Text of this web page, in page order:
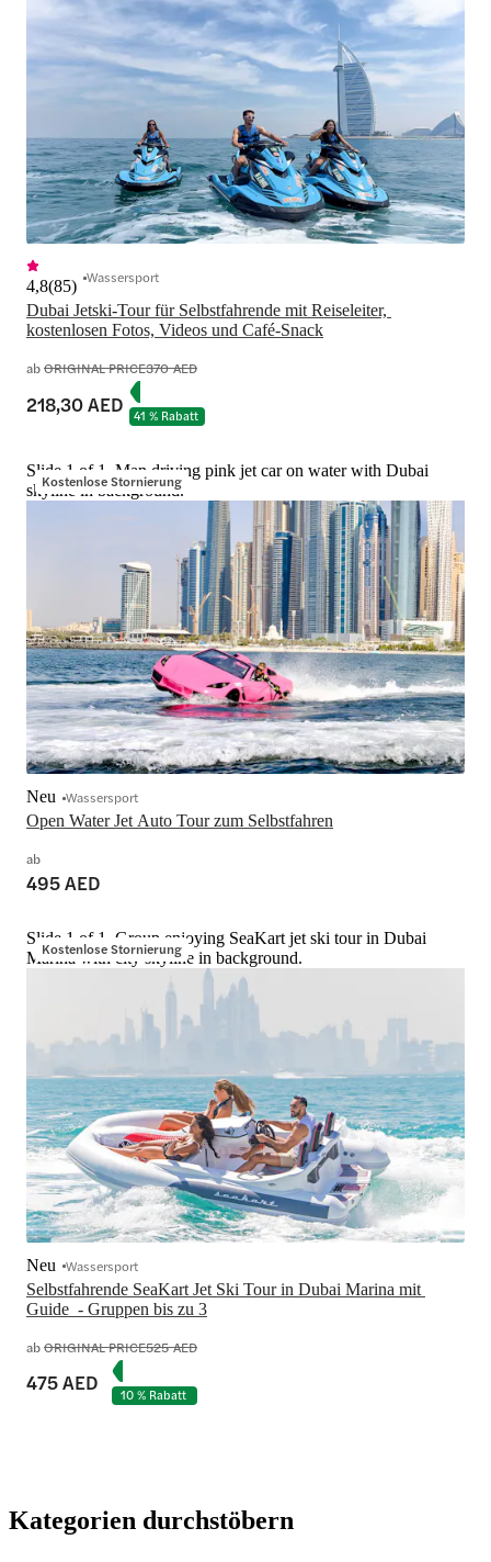
Dubai Jetski-Tour für Selbstfahrende mit Reiseleiter,
kostenlosen Fotos, Videos und Café-Snack
4,8(85) Wassersport
abORIGINAL PRICE370 AED
218,30 AED 41 % Rabatt
Kostenlose Stornierung
Slide 1 of 1, Man driving pink jet car on water with Dubai
skyline in background.
Open Water Jet Auto Tour zum Selbstfahren
Neu Wassersport
ab
495 AED
Kostenlose Stornierung
Slide 1 of 1, Group enjoying SeaKart jet ski tour in Dubai
Marina with city skyline in background.
Selbstfahrende SeaKart Jet Ski Tour in Dubai Marina mit
Guide  - Gruppen bis zu 3
Neu Wassersport
abORIGINAL PRICE525 AED
475 AED 10 % Rabatt
Kategorien durchstöbern